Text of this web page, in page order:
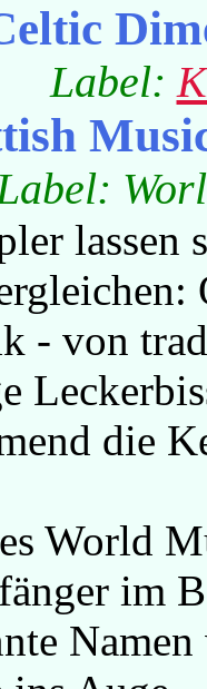
Label:
lassen
- von
die
World
im